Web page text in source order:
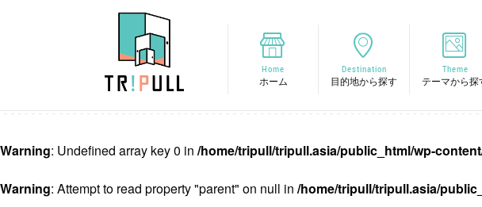
Home
ホーム
Destination
目的地から探す
Theme
テーマから探
Warning: Undefined array key 0 in /home/tripull/tripull.asia/public_html/wp-
Warning: Attempt to read property "parent" on null in /home/tripull/tripull.asia/